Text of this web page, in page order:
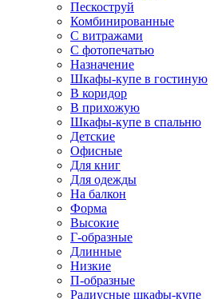
Пескоструй
Комбинированные
С витражами
С фотопечатью
Назначение
Шкафы-купе в гостиную
В коридор
В прихожую
Шкафы-купе в спальню
Детские
Офисные
Для книг
Для одежды
На балкон
Форма
Высокие
Г-образные
Длинные
Низкие
П-образные
Радиусные шкафы-купе